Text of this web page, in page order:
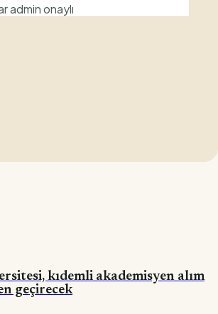
admin onaylı
kıdemli akademisyen alım
geçirecek